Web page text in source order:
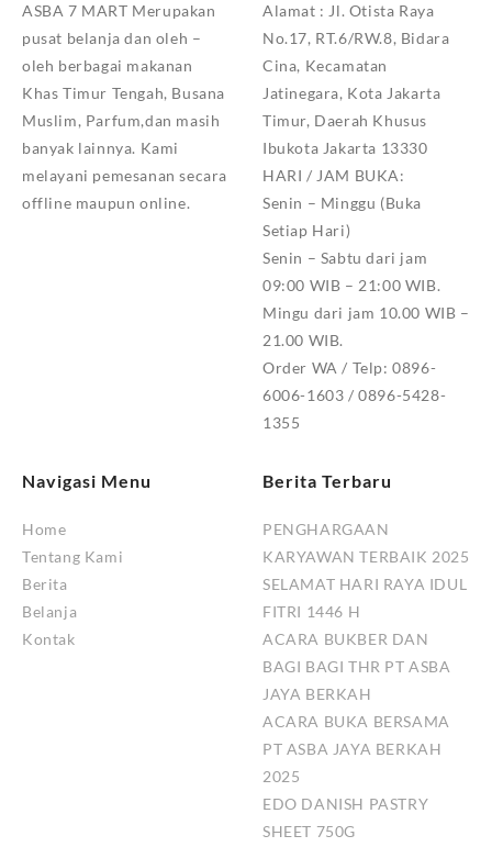
ASBA 7 MART Merupakan
pusat belanja dan oleh –
oleh berbagai makanan
Khas Timur Tengah, Busana
Muslim, Parfum,dan masih
banyak lainnya. Kami
melayani pemesanan secara
offline maupun online.
Alamat : Jl. Otista Raya
No.17, RT.6/RW.8, Bidara
Cina, Kecamatan
Jatinegara, Kota Jakarta
Timur, Daerah Khusus
Ibukota Jakarta 13330
HARI / JAM BUKA:
Senin – Minggu (Buka
Setiap Hari)
Senin – Sabtu dari jam
09:00 WIB – 21:00 WIB.
Mingu dari jam 10.00 WIB –
21.00 WIB.
Order WA / Telp: 0896-
6006-1603 / 0896-5428-
1355
Navigasi Menu
Home
Tentang Kami
Berita
Belanja
Kontak
Berita Terbaru
PENGHARGAAN
KARYAWAN TERBAIK 2025
SELAMAT HARI RAYA IDUL
FITRI 1446 H
ACARA BUKBER DAN
BAGI BAGI THR PT ASBA
JAYA BERKAH
ACARA BUKA BERSAMA
PT ASBA JAYA BERKAH
2025
EDO DANISH PASTRY
SHEET 750G